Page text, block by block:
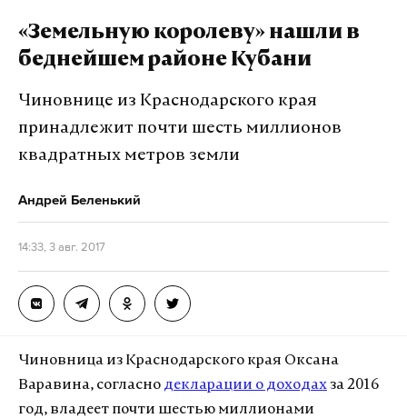
«Земельную королеву» нашли в
беднейшем районе Кубани
Чиновнице из Краснодарского края
принадлежит почти шесть миллионов
квадратных метров земли
Андрей Беленький
14:33, 3 авг. 2017
Чиновница из Краснодарского края Оксана
Варавина, согласно декларации о доходахза 2016
год, владеет почти шестью миллионами